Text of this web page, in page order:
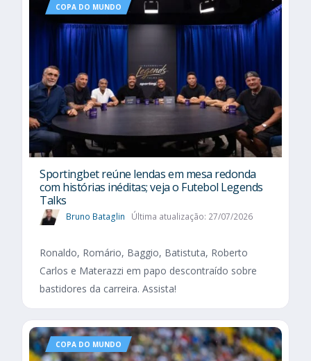
COPA DO MUNDO
Sportingbet reúne lendas em mesa redonda
com histórias inéditas; veja o Futebol Legends
Talks
Bruno Bataglin Última atualização: 27/07/2026
Ronaldo, Romário, Baggio, Batistuta, Roberto
Carlos e Materazzi em papo descontraído sobre
bastidores da carreira. Assista!
COPA DO MUNDO